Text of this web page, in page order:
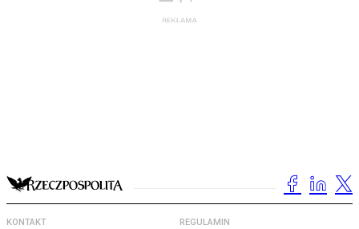
KONTAKT REGULAMIN